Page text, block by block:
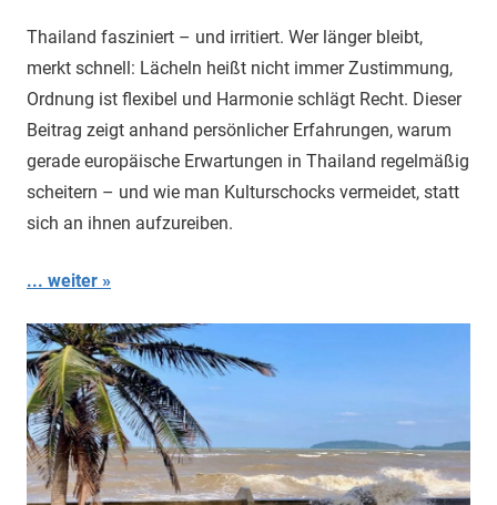
Thailand fasziniert – und irritiert. Wer länger bleibt,
merkt schnell: Lächeln heißt nicht immer Zustimmung,
Ordnung ist flexibel und Harmonie schlägt Recht. Dieser
Beitrag zeigt anhand persönlicher Erfahrungen, warum
gerade europäische Erwartungen in Thailand regelmäßig
scheitern – und wie man Kulturschocks vermeidet, statt
sich an ihnen aufzureiben.
... weiter